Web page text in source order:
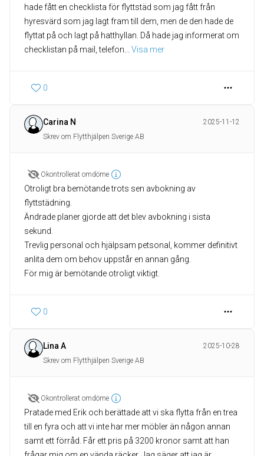
hade fått en checklista för flyttstäd som jag fått från
hyresvärd som jag lagt fram till dem, men de den hade de
flyttat på och lagt på hatthyllan. Då hade jag informerat om
checklistan på mail, telefon
Visa mer
0
Carina N
2025-11-12
Skrev om Flytthjälpen Sverige AB
Okontrollerat omdöme
Otroligt bra bemötande trots sen avbokning av
flyttstädning.
Ändrade planer gjorde att det blev avbokning i sista
sekund.
Trevlig personal och hjälpsam petsonal, kommer definitivt
anlita dem om behov uppstår en annan gång.
0
Lina A
2025-10-28
Skrev om Flytthjälpen Sverige AB
Okontrollerat omdöme
Pratade med Erik och berättade att vi ska flytta från en trea
till en fyra och att vi inte har mer möbler än någon annan
samt ett förråd. Får ett pris på 3200 kronor samt att han